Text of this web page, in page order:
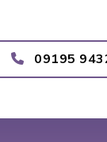
09195